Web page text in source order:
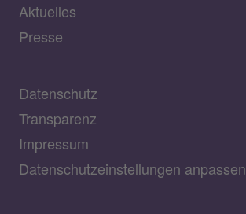
Aktuelles
Presse
Datenschutz
Transparenz
Impressum
Datenschutzeinstellungen anpassen